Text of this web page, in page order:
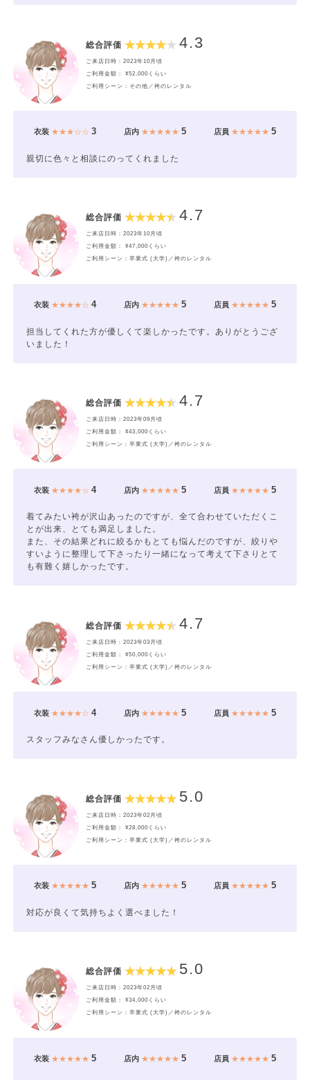
総合評価 4.3
ご来店日時：2023年10月頃
ご利用金額： ¥52,000くらい
ご利用シーン：その他／袴のレンタル
衣装★★★☆☆ 3 店内★★★★★ 5 店員 ★★★★★5
親切に色々と相談にのってくれました
総合評価 4.7
ご来店日時：2023年10月頃
ご利用金額： ¥47,000くらい
ご利用シーン：卒業式 (大学)／袴のレンタル
衣装★★★★☆ 4 店内★★★★★ 5 店員 ★★★★★5
担当してくれた方が優しくて楽しかったです。ありがとうござ
いました！
総合評価 4.7
ご来店日時：2023年09月頃
ご利用金額： ¥43,000くらい
ご利用シーン：卒業式 (大学)／袴のレンタル
衣装★★★★☆ 4 店内★★★★★ 5 店員 ★★★★★5
着てみたい袴が沢山あったのですが、全て合わせていただくこ
とが出来、とても満足しました。
また、その結果どれに絞るかもとても悩んだのですが、絞りや
すいように整理して下さったり一緒になって考えて下さりとて
も有難く嬉しかったです。
総合評価 4.7
ご来店日時：2023年03月頃
ご利用金額： ¥50,000くらい
ご利用シーン：卒業式 (大学)／袴のレンタル
衣装★★★★☆ 4 店内★★★★★ 5 店員 ★★★★★5
スタッフみなさん優しかったです。
総合評価 5.0
ご来店日時：2023年02月頃
ご利用金額： ¥28,000くらい
ご利用シーン：卒業式 (大学)／袴のレンタル
衣装★★★★★ 5 店内★★★★★ 5 店員 ★★★★★5
対応が良くて気持ちよく選べました！
総合評価 5.0
ご来店日時：2023年02月頃
ご利用金額： ¥34,000くらい
ご利用シーン：卒業式 (大学)／袴のレンタル
衣装★★★★★ 5 店内★★★★★ 5 店員 ★★★★★5